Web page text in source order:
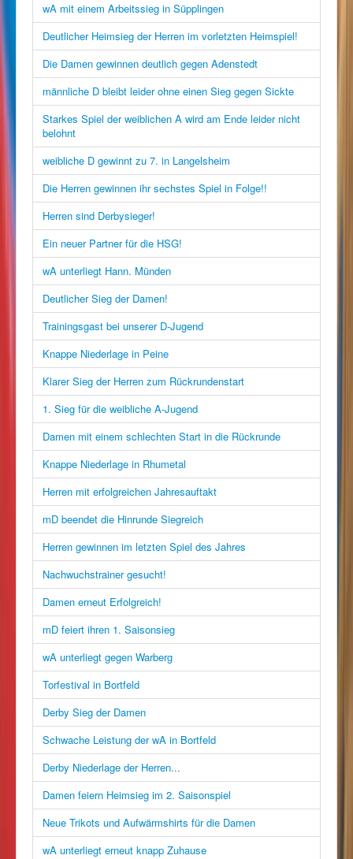
wA mit einem Arbeitssieg in Süpplingen
Deutlicher Heimsieg der Herren im vorletzten Heimspiel!
Die Damen gewinnen deutlich gegen Adenstedt
männliche D bleibt leider ohne einen Sieg gegen Sickte
Starkes Spiel der weiblichen A wird am Ende leider nicht
belohnt
weibliche D gewinnt zu 7. in Langelsheim
Die Herren gewinnen ihr sechstes Spiel in Folge!!
Herren sind Derbysieger!
Ein neuer Partner für die HSG!
wA unterliegt Hann. Münden
Deutlicher Sieg der Damen!
Trainingsgast bei unserer D-Jugend
Knappe Niederlage in Peine
Klarer Sieg der Herren zum Rückrundenstart
1. Sieg für die weibliche A-Jugend
Damen mit einem schlechten Start in die Rückrunde
Knappe Niederlage in Rhumetal
Herren mit erfolgreichen Jahresauftakt
mD beendet die Hinrunde Siegreich
Herren gewinnen im letzten Spiel des Jahres
Nachwuchstrainer gesucht!
Damen erneut Erfolgreich!
mD feiert ihren 1. Saisonsieg
wA unterliegt gegen Warberg
Torfestival in Bortfeld
Derby Sieg der Damen
Schwache Leistung der wA in Bortfeld
Derby Niederlage der Herren...
Damen feiern Heimsieg im 2. Saisonspiel
Neue Trikots und Aufwärmshirts für die Damen
wA unterliegt erneut knapp Zuhause